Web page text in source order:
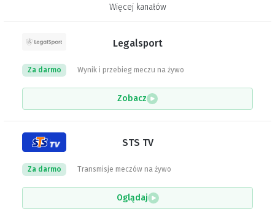
Więcej kanałów
Legalsport
Wynik i przebieg meczu na żywo
Za darmo
Zobacz
STS TV
Transmisje meczów na żywo
Za darmo
Oglądaj